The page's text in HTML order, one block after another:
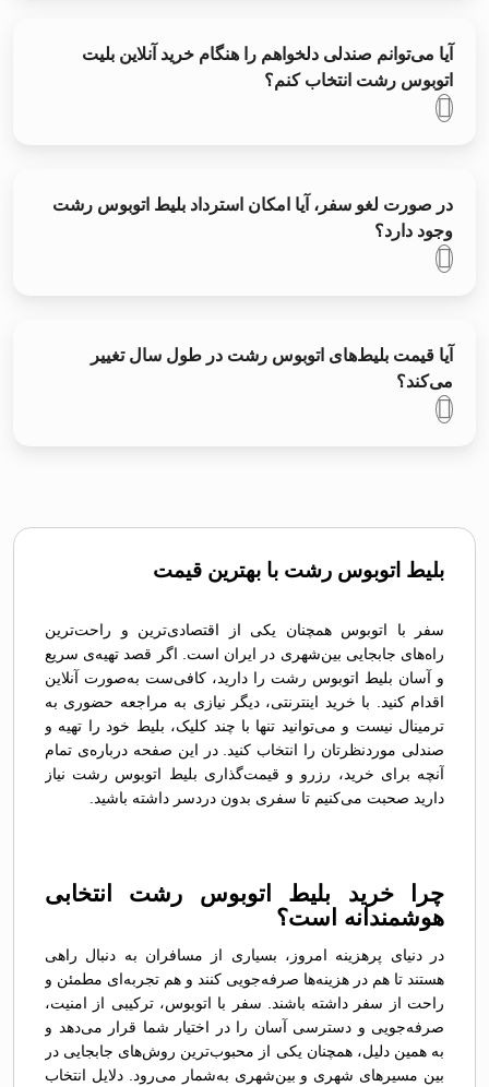
آیا می‌توانم صندلی دلخواهم را هنگام خرید آنلاین بلیت
اتوبوس رشت انتخاب کنم؟
در صورت لغو سفر، آیا امکان استرداد بلیط اتوبوس رشت
وجود دارد؟
آیا قیمت بلیط‌های اتوبوس رشت در طول سال تغییر
می‌کند؟
بلیط اتوبوس رشت با بهترین قیمت
سفر با اتوبوس همچنان یکی از اقتصادی‌ترین و راحت‌ترین
راه‌های جابجایی بین‌شهری در ایران است. اگر قصد تهیه‌ی سریع
و آسان بلیط اتوبوس رشت را دارید، کافی‌ست به‌صورت آنلاین
اقدام کنید. با خرید اینترنتی، دیگر نیازی به مراجعه حضوری به
ترمینال نیست و می‌توانید تنها با چند کلیک، بلیط خود را تهیه و
صندلی موردنظرتان را انتخاب کنید. در این صفحه درباره‌ی تمام
آنچه برای خرید، رزرو و قیمت‌گذاری بلیط اتوبوس رشت نیاز
دارید صحبت می‌کنیم تا سفری بدون دردسر داشته باشید.
چرا خرید بلیط اتوبوس رشت انتخابی
هوشمندانه است؟
در دنیای پرهزینه امروز، بسیاری از مسافران به دنبال راهی
هستند تا هم در هزینه‌ها صرفه‌جویی کنند و هم تجربه‌ای مطمئن و
راحت از سفر داشته باشند. سفر با اتوبوس، ترکیبی از امنیت،
صرفه‌جویی و دسترسی آسان را در اختیار شما قرار می‌دهد و
به همین دلیل، همچنان یکی از محبوب‌ترین روش‌های جابجایی در
بین مسیرهای شهری و بین‌شهری به‌شمار می‌رود. دلایل انتخاب